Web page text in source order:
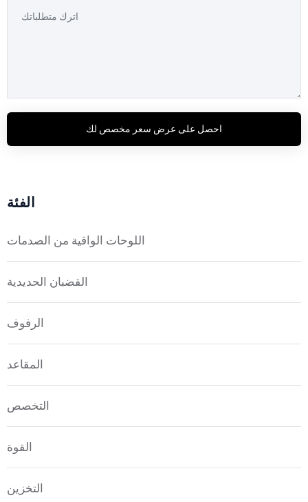
احصل على عرض سعر مخصص لك
الفئة
اللوحات الواقية من الصدمات
القضبان الحديدية
الرفوف
المقاعد
التخصص
القوة
التخزين